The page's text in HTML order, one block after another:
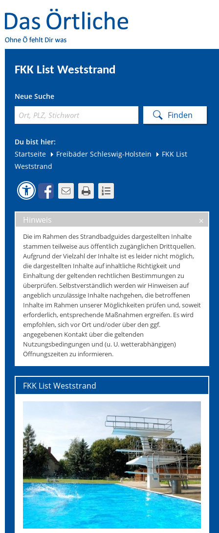
FKK List Weststrand
Neue Suche
Du bist hier:
Startseite
Freibäder Schleswig-Holstein
FKK List
Weststrand
Hinweis
Die im Rahmen des Strandbadguides dargestellten Inhalte
stammen teilweise aus öffentlich zugänglichen Drittquellen.
Aufgrund der Vielzahl der Inhalte ist es leider nicht möglich,
die dargestellten Inhalte auf inhaltliche Richtigkeit und
Einhaltung der geltenden rechtlichen Bestimmungen zu
überprüfen. Selbstverständlich werden wir Hinweisen auf
angeblich unzulässige Inhalte nachgehen, die betroffenen
Inhalte im Rahmen unserer Möglichkeiten prüfen und, soweit
erforderlich, entsprechende Maßnahmen ergreifen. Es wird
empfohlen, sich vor Ort und/oder über den ggf.
angegebenen Kontakt über die geltenden
Nutzungsbedingungen und (u. U. wetterabhängigen)
Öffnungszeiten zu informieren.
FKK List Weststrand